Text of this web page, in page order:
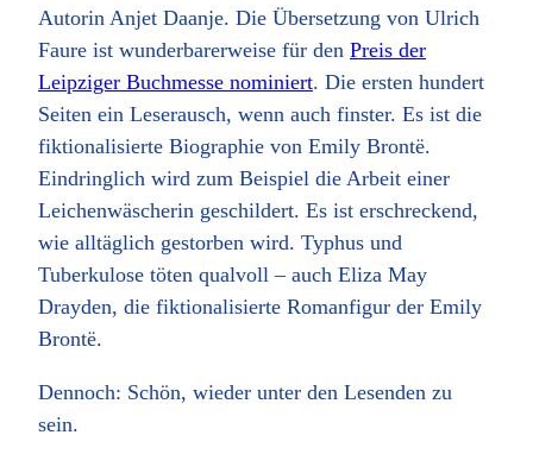
Autorin Anjet Daanje. Die Übersetzung von Ulrich
Faure ist wunderbarerweise für den Preis der
Leipziger Buchmesse nominiert. Die ersten hundert
Seiten ein Leserausch, wenn auch finster. Es ist die
fiktionalisierte Biographie von Emily Brontë.
Eindringlich wird zum Beispiel die Arbeit einer
Leichenwäscherin geschildert. Es ist erschreckend,
wie alltäglich gestorben wird. Typhus und
Tuberkulose töten qualvoll – auch Eliza May
Drayden, die fiktionalisierte Romanfigur der Emily
Brontë.
Dennoch: Schön, wieder unter den Lesenden zu
sein.